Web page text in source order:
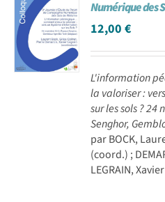
Numérique des
12,00€
L'information
la valoriser :
sur les sols ? 24
Senghor,
par BOCK,
(coord.) ;
LEGRAIN,